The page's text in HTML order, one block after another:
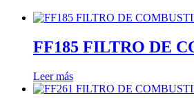
FF185 FILTRO DE
Leer más